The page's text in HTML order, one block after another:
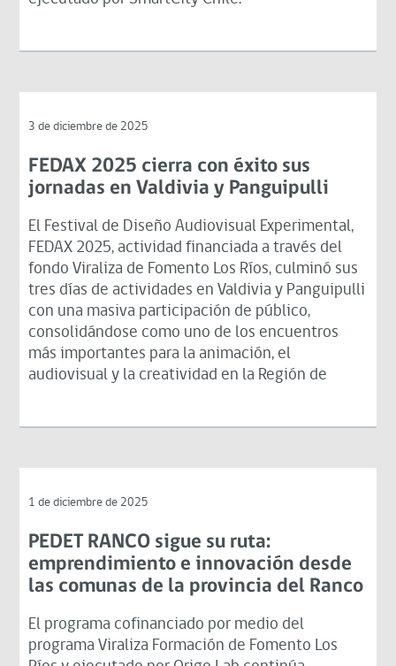
3 de diciembre de 2025
FEDAX 2025 cierra con éxito sus
jornadas en Valdivia y Panguipulli
El Festival de Diseño Audiovisual Experimental,
FEDAX 2025, actividad financiada a través del
fondo Viraliza de Fomento Los Ríos, culminó sus
tres días de actividades en Valdivia y Panguipulli
con una masiva participación de público,
consolidándose como uno de los encuentros
más importantes para la animación, el
audiovisual y la creatividad en la Región de
1 de diciembre de 2025
PEDET RANCO sigue su ruta:
emprendimiento e innovación desde
las comunas de la provincia del Ranco
El programa cofinanciado por medio del
programa Viraliza Formación de Fomento Los